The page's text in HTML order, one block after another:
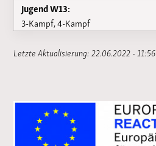
Jugend W13:
3-Kampf, 4-Kampf
Letzte Aktualisierung: 22.06.2022 - 11:56